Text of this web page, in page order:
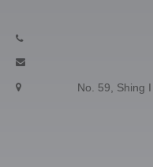
No. 59, Shing